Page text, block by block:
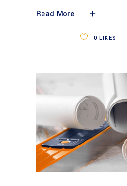
Read More
0 LIKES